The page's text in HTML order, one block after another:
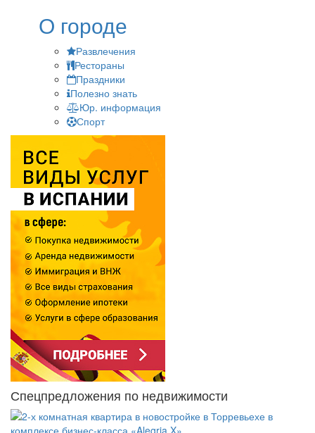
О городе
Развлечения
Рестораны
Праздники
Полезно знать
Юр. информация
Спорт
Спецпредложения по недвижимости